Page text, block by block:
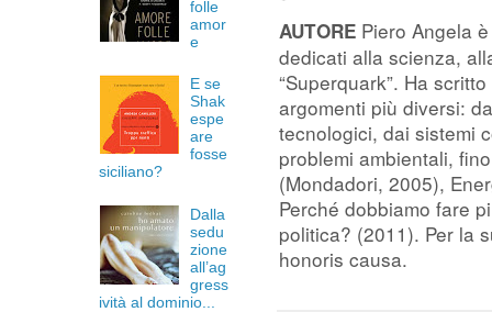
AUTORE Piero Angela
dedicati alla scienza,
“Superquark”. Ha
argomenti più diversi:
tecnologici, dai sistemi
problemi ambientali,
(Mondadori, 2005),
Perché dobbiamo fare
politica? (2011). Per la
honoris causa.
folle
amor
e
E se
Shak
espe
are
fosse
siciliano?
Dalla
sedu
zione
all’ag
gress
ività al dominio...